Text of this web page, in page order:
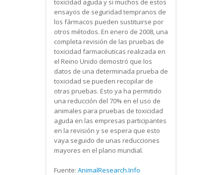
toxicidad aguda y si muchos de estos
ensayos de seguridad tempranos de
los fármacos pueden sustituirse por
otros métodos. En enero de 2008, una
completa revisión de las pruebas de
toxicidad farmacéuticas realizada en
el Reino Unido demostró que los
datos de una determinada prueba de
toxicidad se pueden recopilar de
otras pruebas. Esto ya ha permitido
una reducción del 70% en el uso de
animales para pruebas de toxicidad
aguda en las empresas participantes
en la revisión y se espera que esto
vaya seguido de unas reducciones
mayores en el plano mundial.
Fuente: AnimalResearch.Info